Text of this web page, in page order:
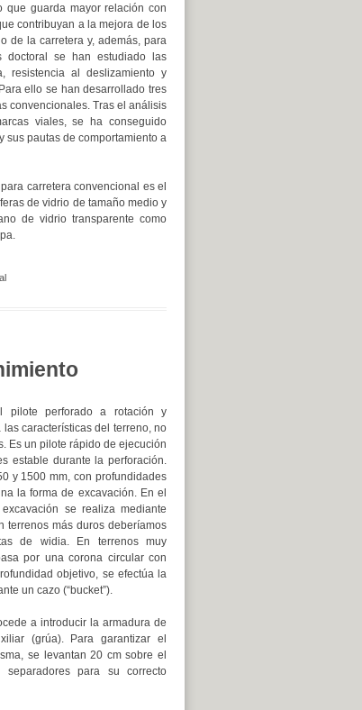
que guarda mayor relación con
contribuyan a la mejora de los
de la carretera y, además, para
doctoral se han estudiado las
resistencia al deslizamiento y
ello se han desarrollado tres
convencionales. Tras el análisis
viales, se ha conseguido
pautas de comportamiento a
carretera convencional es el
de vidrio de tamaño medio y
de vidrio transparente como
pilote perforado a rotación y
las características del terreno, no
Es un pilote rápido de ejecución
estable durante la perforación.
y 1500 mm, con profundidades
la forma de excavación. En el
se realiza mediante
terrenos más duros deberíamos
de widia. En terrenos muy
por una corona circular con
objetivo, se efectúa la
un cazo (“bucket”).
a introducir la armadura de
(grúa). Para garantizar el
se levantan 20 cm sobre el
para su correcto